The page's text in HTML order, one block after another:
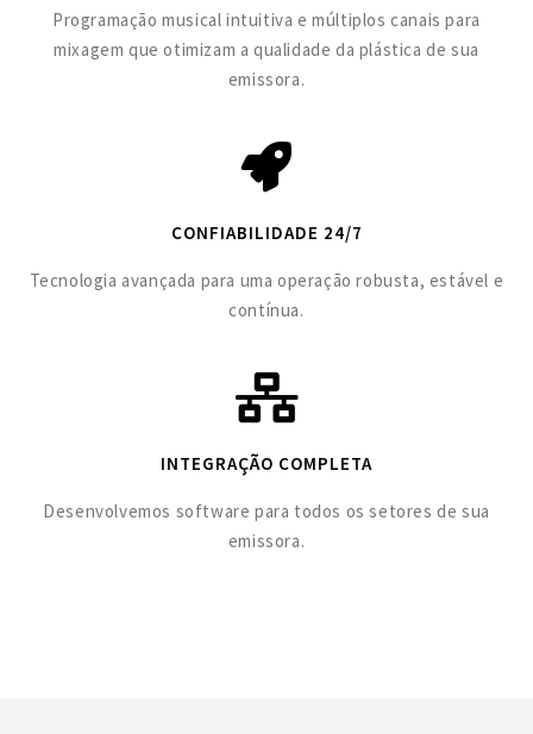
Programação musical intuitiva e múltiplos canais para
mixagem que otimizam a qualidade da plástica de sua
emissora.
CONFIABILIDADE 24/7
Tecnologia avançada para uma operação robusta, estável e
contínua.
INTEGRAÇÃO COMPLETA
Desenvolvemos software para todos os setores de sua
emissora.